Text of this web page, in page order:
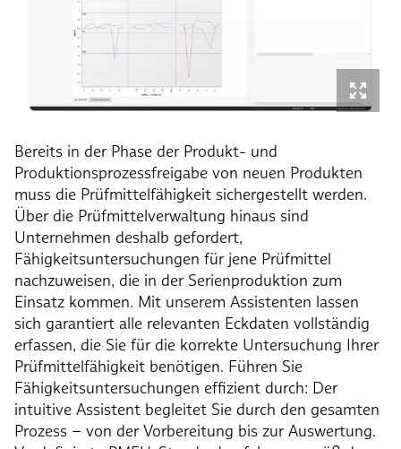
Bereits in der Phase der Produkt- und
Produktionsprozessfreigabe von neuen Produkten
muss die Prüfmittelfähigkeit sichergestellt werden.
Über die Prüfmittelverwaltung hinaus sind
Unternehmen deshalb gefordert,
Fähigkeitsuntersuchungen für jene Prüfmittel
nachzuweisen, die in der Serienproduktion zum
Einsatz kommen. Mit unserem Assistenten lassen
sich garantiert alle relevanten Eckdaten vollständig
erfassen, die Sie für die korrekte Untersuchung Ihrer
Prüfmittelfähigkeit benötigen. Führen Sie
Fähigkeitsuntersuchungen effizient durch: Der
intuitive Assistent begleitet Sie durch den gesamten
Prozess – von der Vorbereitung bis zur Auswertung.